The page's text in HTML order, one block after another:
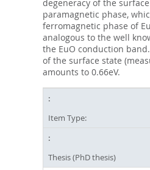
degeneracy of the
paramagnetic phase,
ferromagnetic phase of
analogous to the well
the EuO conduction
of the surface state
amounts to 0.66eV.
Item Type:
Thesis (PhD thesis)